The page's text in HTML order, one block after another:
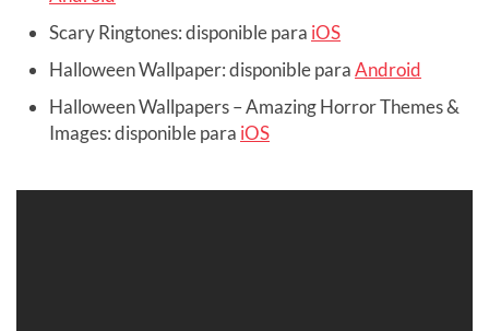
Scary Ringtones: disponible para iOS
Halloween Wallpaper: disponible paraAndroid
Halloween Wallpapers – Amazing Horror Themes &
Images: disponible para iOS